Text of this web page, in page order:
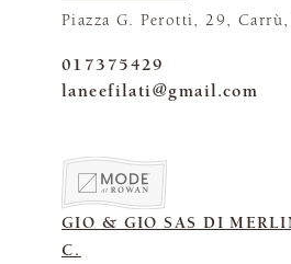
Piazza G. Perotti, 29,
017375429
laneefilati@gmail.com
GIO & GIO SAS DI
C.